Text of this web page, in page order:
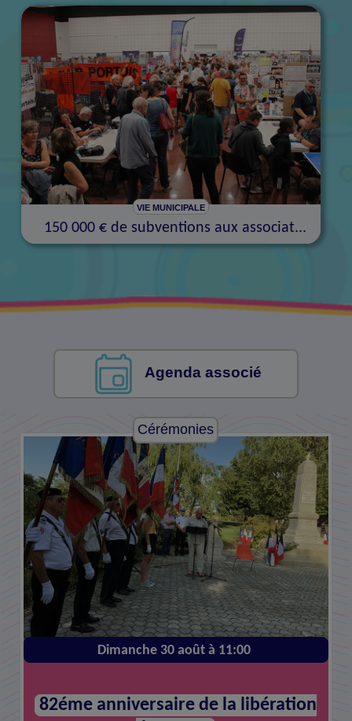
VIE MUNICIPALE
150 000 € de subventions aux associat...
Agenda associé
Cérémonies
Dimanche 30 août à 11:00
82éme anniversaire de la libération
Cérémonies
Dimanche 01 novembre à 11:00
Hommage aux défunts